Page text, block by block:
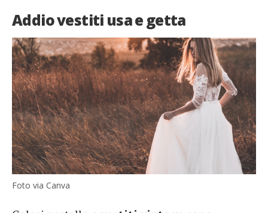
Addio vestiti usa e getta
Foto via Canva